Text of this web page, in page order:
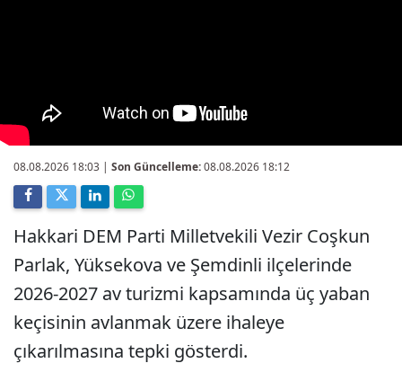
08.08.2026 18:03 | Son Güncelleme:08.08.2026 18:12
Hakkari DEM Parti Milletvekili Vezir Coşkun
Parlak, Yüksekova ve Şemdinli ilçelerinde
2026-2027 av turizmi kapsamında üç yaban
keçisinin avlanmak üzere ihaleye
çıkarılmasına tepki gösterdi.